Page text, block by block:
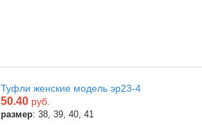
Туфли женские модель эр23-4
50.40 руб.
размер: 38, 39, 40, 41